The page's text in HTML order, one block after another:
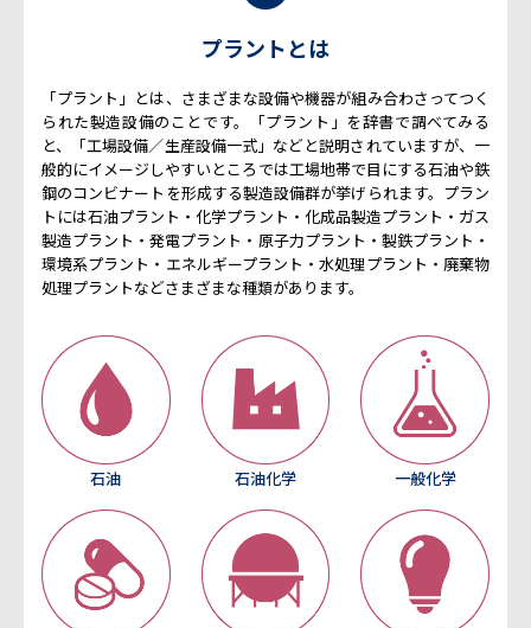
プラントとは
「プラント」とは、さまざまな設備や機器が組み合わさってつく
られた製造設備のことです。「プラント」を辞書で調べてみる
と、「工場設備／生産設備一式」などと説明されていますが、一
般的にイメージしやすいところでは工場地帯で目にする石油や鉄
鋼のコンビナートを形成する製造設備群が挙げられます。プラン
トには石油プラント・化学プラント・化成品製造プラント・ガス
製造プラント・発電プラント・原子力プラント・製鉄プラント・
環境系プラント・エネルギープラント・水処理プラント・廃棄物
処理プラントなどさまざまな種類があります。
石油 石油化学 一般化学